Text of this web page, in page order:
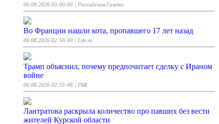
06.08.2026 03:00:00 | Российская Газета
Во Франции нашли кота, пропавшего 17 лет назад
06.08.2026 02:56:40 | Life.ru
Трамп объяснил, почему предпочитает сделку с Ираном
войне
06.08.2026 02:55:48 | РБК
Лантратова раскрыла количество про павших без вести
жителей Курской области